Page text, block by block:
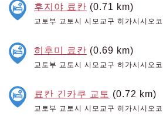
후지야 료칸 (0.71 km)
교토부 교토시 시모교구 히가시시오
히후미 료칸 (0.69 km)
교토부 교토시 시모교구 히가시시오
료칸 긴카쿠 교토 (0.72 km)
교토부 교토시 시모교구 히가시시오